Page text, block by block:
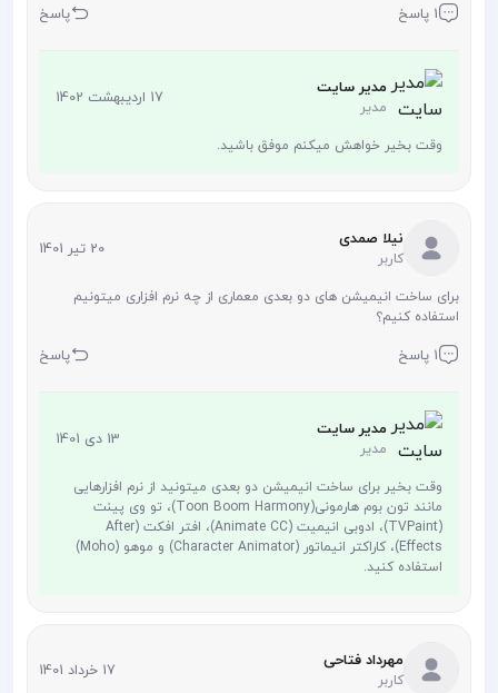
1 پاسخ پاسخ
مدیر سایت
مدیر 17 اردیبهشت 1402
وقت بخیر خواهش میکنم موفق باشید.
نیلا صمدی
کاربر 20 تیر 1401
برای ساخت انیمیشن های دو بعدی معماری از چه نرم افزاری میتونیم
استفاده کنیم؟
1 پاسخ پاسخ
مدیر سایت
مدیر 13 دی 1401
وقت بخیر برای ساخت انیمیشن دو بعدی میتونید از نرم افزارهایی
مانند تون بوم هارمونی(Toon Boom Harmony)، تو وی پینت
(TVPaint)، ادوبی انیمیت (Animate CC)، افتر افکت (After
Effects)، کاراکتر انیماتور (Character Animator) و موهو (Moho)
استفاده کنید.
مهرداد فتاحی
کاربر 17 خرداد 1401